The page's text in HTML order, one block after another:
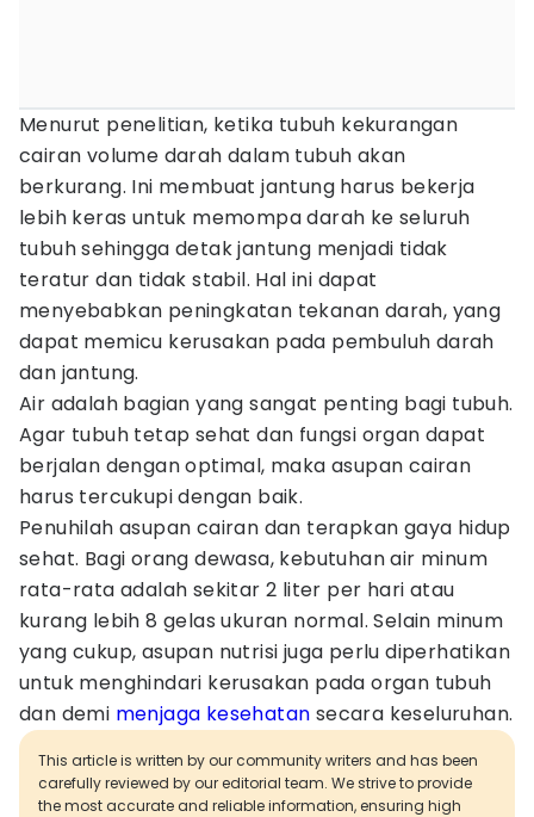
Menurut penelitian, ketika tubuh kekurangan
cairan volume darah dalam tubuh akan
berkurang. Ini membuat jantung harus bekerja
lebih keras untuk memompa darah ke seluruh
tubuh sehingga detak jantung menjadi tidak
teratur dan tidak stabil. Hal ini dapat
menyebabkan peningkatan tekanan darah, yang
dapat memicu kerusakan pada pembuluh darah
dan jantung.
Air adalah bagian yang sangat penting bagi tubuh.
Agar tubuh tetap sehat dan fungsi organ dapat
berjalan dengan optimal, maka asupan cairan
harus tercukupi dengan baik.
Penuhilah asupan cairan dan terapkan gaya hidup
sehat. Bagi orang dewasa, kebutuhan air minum
rata-rata adalah sekitar 2 liter per hari atau
kurang lebih 8 gelas ukuran normal. Selain minum
yang cukup, asupan nutrisi juga perlu diperhatikan
untuk menghindari kerusakan pada organ tubuh
dan demi menjaga kesehatan secara keseluruhan.
This article is written by our community writers and has been
carefully reviewed by our editorial team. We strive to provide
the most accurate and reliable information, ensuring high